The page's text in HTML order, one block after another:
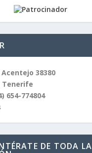
38380
Tenerife
654-774804
DE TODA LA